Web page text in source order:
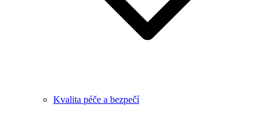
Kvalita péče a bezpečí